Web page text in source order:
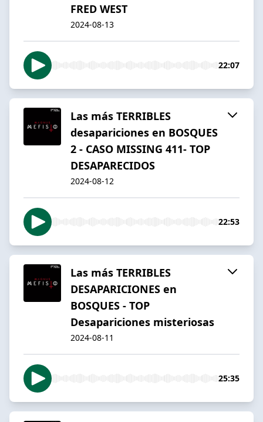
FRED WEST
2024-08-13
22:07
Las más TERRIBLES
desapariciones en BOSQUES
2 - CASO MISSING 411- TOP
DESAPARECIDOS
2024-08-12
22:53
Las más TERRIBLES
DESAPARICIONES en
BOSQUES - TOP
Desapariciones misteriosas
2024-08-11
25:35